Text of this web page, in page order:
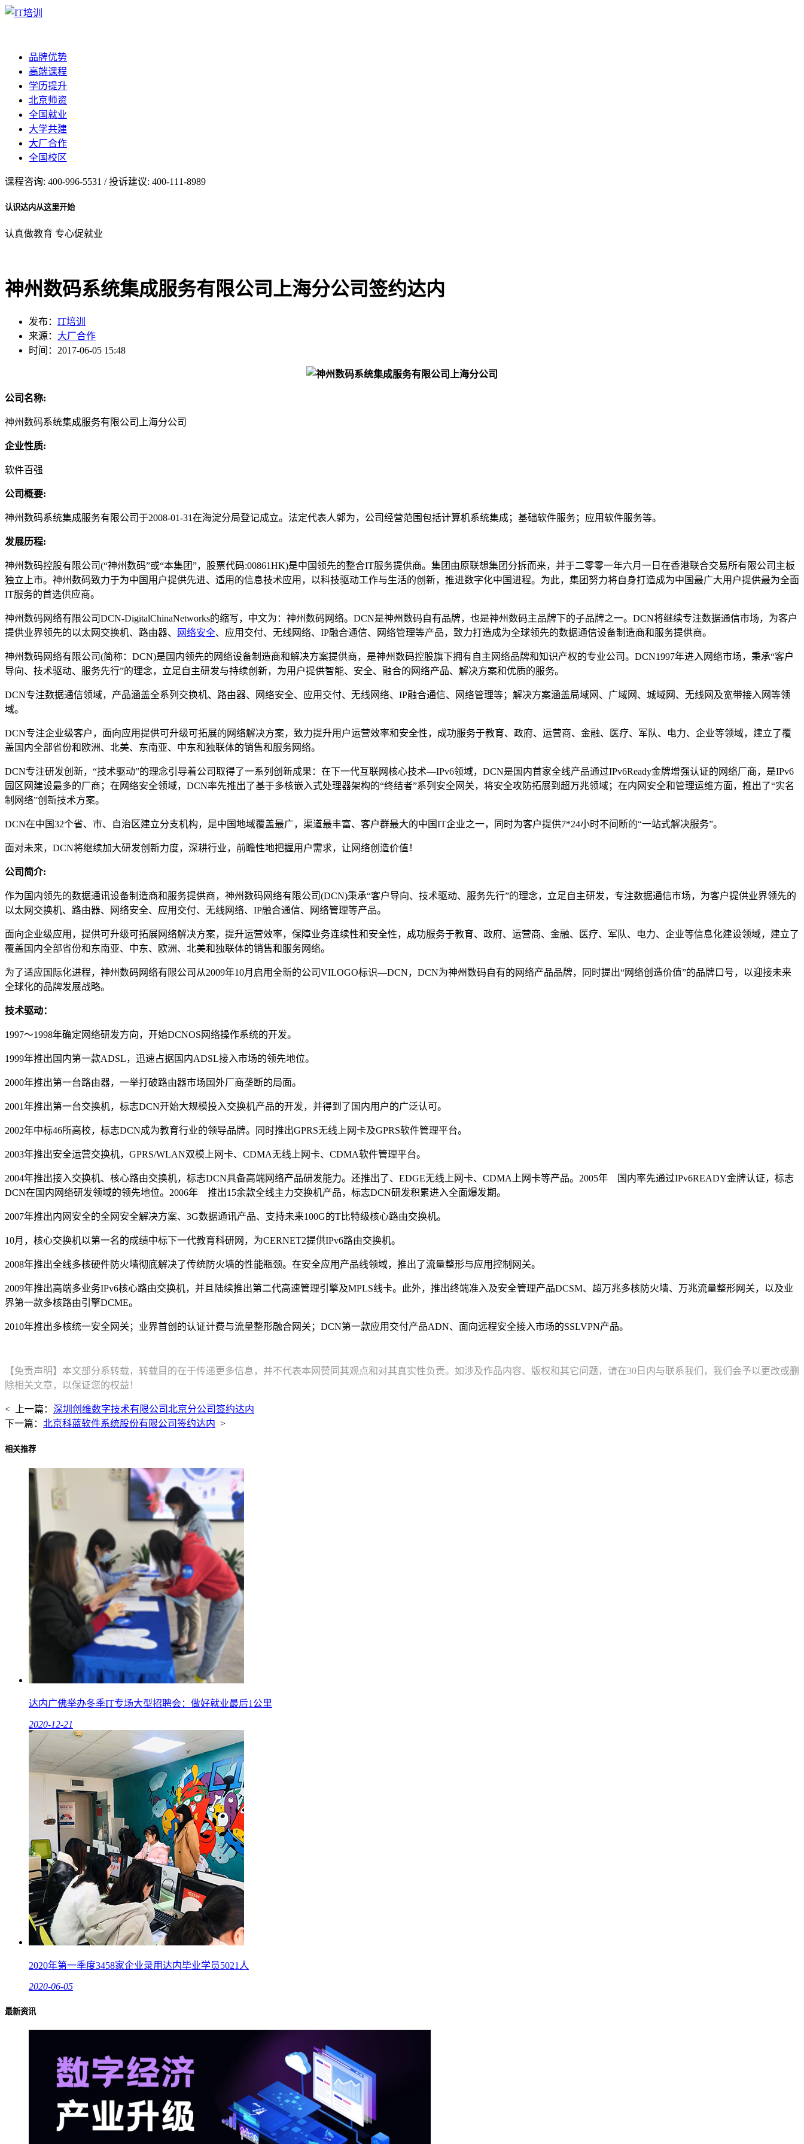
品牌优势
高端课程
学历提升
北京师资
全国就业
大学共建
大厂合作
全国校区
课程咨询: 400-996-5531 / 投诉建议: 400-111-8989
认识达内从这里开始
认真做教育 专心促就业
神州数码系统集成服务有限公司上海分公司签约达内
发布： IT培训
来源： 大厂合作
时间：2017-06-05 15:48
公司名称:
神州数码系统集成服务有限公司上海分公司
企业性质:
软件百强
公司概要:
神州数码系统集成服务有限公司于2008-01-31在海淀分局登记成立。法定代表人郭为，公司经营范围包括计算机系统集成；基础软件服务；应用软件服务等。
发展历程:
神州数码控股有限公司(“神州数码”或“本集团”，股票代码:00861HK)是中国领先的整合IT服务提供商。集团由原联想集团分拆而来，并于二零零一年六月一日在香港联合交易所有限公司主板
独立上市。神州数码致力于为中国用户提供先进、适用的信息技术应用，以科技驱动工作与生活的创新，推进数字化中国进程。为此，集团努力将自身打造成为中国最广大用户提供最为全面
IT服务的首选供应商。
神州数码网络有限公司DCN-DigitalChinaNetworks的缩写，中文为：神州数码网络。DCN是神州数码自有品牌，也是神州数码主品牌下的子品牌之一。DCN将继续专注数据通信市场，为客户
提供业界领先的以太网交换机、路由器、
网络安全、应用交付、无线网络、IP融合通信、网络管理等产品，致力打造成为全球领先的数据通信设备制造商和服务提供商。
神州数码网络有限公司(简称：DCN)是国内领先的网络设备制造商和解决方案提供商，是神州数码控股旗下拥有自主网络品牌和知识产权的专业公司。DCN1997年进入网络市场，秉承“客户
导向、技术驱动、服务先行”的理念，立足自主研发与持续创新，为用户提供智能、安全、融合的网络产品、解决方案和优质的服务。
DCN专注数据通信领域，产品涵盖全系列交换机、路由器、网络安全、应用交付、无线网络、IP融合通信、网络管理等；解决方案涵盖局域网、广域网、城域网、无线网及宽带接入网等领
域。
DCN专注企业级客户，面向应用提供可升级可拓展的网络解决方案，致力提升用户运营效率和安全性，成功服务于教育、政府、运营商、金融、医疗、军队、电力、企业等领域，建立了覆
盖国内全部省份和欧洲、北美、东南亚、中东和独联体的销售和服务网络。
DCN专注研发创新，“技术驱动”的理念引导着公司取得了一系列创新成果：在下一代互联网核心技术—IPv6领域，DCN是国内首家全线产品通过IPv6Ready金牌增强认证的网络厂商，是IPv6
园区网建设最多的厂商；在网络安全领域，DCN率先推出了基于多核嵌入式处理器架构的“终结者”系列安全网关，将安全攻防拓展到超万兆领域；在内网安全和管理运维方面，推出了“实名
制网络”创新技术方案。
DCN在中国32个省、市、自治区建立分支机构，是中国地域覆盖最广，渠道最丰富、客户群最大的中国IT企业之一，同时为客户提供7*24小时不间断的“一站式解决服务”。
面对未来，DCN将继续加大研发创新力度，深耕行业，前瞻性地把握用户需求，让网络创造价值！
公司简介:
作为国内领先的数据通讯设备制造商和服务提供商，神州数码网络有限公司(DCN)秉承“客户导向、技术驱动、服务先行”的理念，立足自主研发，专注数据通信市场，为客户提供业界领先的
以太网交换机、路由器、网络安全、应用交付、无线网络、IP融合通信、网络管理等产品。
面向企业级应用，提供可升级可拓展网络解决方案，提升运营效率，保障业务连续性和安全性，成功服务于教育、政府、运营商、金融、医疗、军队、电力、企业等信息化建设领域，建立了
覆盖国内全部省份和东南亚、中东、欧洲、北美和独联体的销售和服务网络。
为了适应国际化进程，神州数码网络有限公司从2009年10月启用全新的公司VILOGO标识—DCN，DCN为神州数码自有的网络产品品牌，同时提出“网络创造价值”的品牌口号，以迎接未来
全球化的品牌发展战略。
技术驱动：
1997～1998年确定网络研发方向，开始DCNOS网络操作系统的开发。
1999年推出国内第一款ADSL，迅速占据国内ADSL接入市场的领先地位。
2000年推出第一台路由器，一举打破路由器市场国外厂商垄断的局面。
2001年推出第一台交换机，标志DCN开始大规模投入交换机产品的开发，并得到了国内用户的广泛认可。
2002年中标46所高校，标志DCN成为教育行业的领导品牌。同时推出GPRS无线上网卡及GPRS软件管理平台。
2003年推出安全运营交换机，GPRS/WLAN双模上网卡、CDMA无线上网卡、CDMA软件管理平台。
2004年推出接入交换机、核心路由交换机，标志DCN具备高端网络产品研发能力。还推出了、EDGE无线上网卡、CDMA上网卡等产品。2005年 国内率先通过IPv6READY金牌认证，标志
DCN在国内网络研发领域的领先地位。2006年 推出15余款全线主力交换机产品，标志DCN研发积累进入全面爆发期。
2007年推出内网安全的全网安全解决方案、3G数据通讯产品、支持未来100G的T比特级核心路由交换机。
10月，核心交换机以第一名的成绩中标下一代教育科研网，为CERNET2提供IPv6路由交换机。
2008年推出全线多核硬件防火墙彻底解决了传统防火墙的性能瓶颈。在安全应用产品线领域，推出了流量整形与应用控制网关。
2009年推出高端多业务IPv6核心路由交换机，并且陆续推出第二代高速管理引擎及MPLS线卡。此外，推出终端准入及安全管理产品DCSM、超万兆多核防火墙、万兆流量整形网关，以及业
界第一款多核路由引擎DCME。
2010年推出多核统一安全网关；业界首创的认证计费与流量整形融合网关；DCN第一款应用交付产品ADN、面向远程安全接入市场的SSLVPN产品。
【免责声明】本文部分系转载，转载目的在于传递更多信息，并不代表本网赞同其观点和对其真实性负责。如涉及作品内容、版权和其它问题，请在30日内与联系我们，我们会予以更改或删
除相关文章，以保证您的权益！
< 上一篇： 深圳创维数字技术有限公司北京分公司签约达内
下一篇： 北京科蓝软件系统股份有限公司签约达内 >
相关推荐
达内广佛举办冬季IT专场大型招聘会：做好就业最后1公里
2020-12-21
2020年第一季度3458家企业录用达内毕业学员5021人
2020-06-05
最新资讯